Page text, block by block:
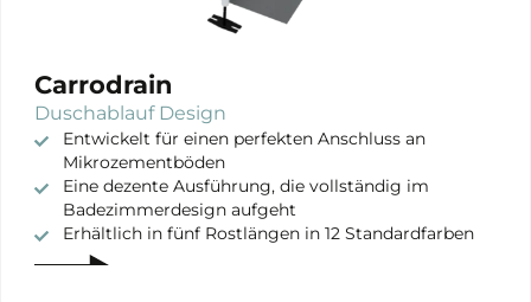
Carrodrain
Duschablauf Design
Entwickelt für einen perfekten Anschluss an
Mikrozementböden
Eine dezente Ausführung, die vollständig im
Badezimmerdesign aufgeht
Erhältlich in fünf Rostlängen in 12 Standardfarben